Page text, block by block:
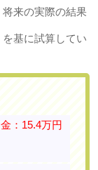
来の実際の結果
基に試算してい
：15.4万円